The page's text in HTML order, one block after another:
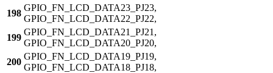
198
GPIO_FN_LCD_DATA23_PJ23,
GPIO_FN_LCD_DATA22_PJ22,
199
GPIO_FN_LCD_DATA21_PJ21,
GPIO_FN_LCD_DATA20_PJ20,
200
GPIO_FN_LCD_DATA19_PJ19,
GPIO_FN_LCD_DATA18_PJ18,